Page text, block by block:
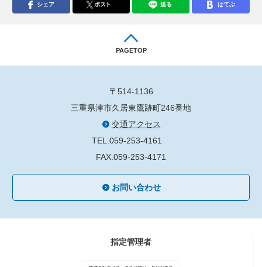
シェア ポスト 送る はてぶ
PAGETOP
〒514-1136
三重県津市久居東鷹跡町246番地
交通アクセス
TEL.059-253-4161
FAX.059-253-4171
お問い合わせ
指定管理者